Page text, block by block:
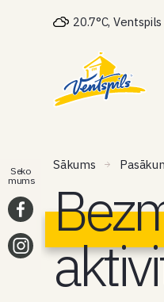
20.7°C, Ventspils
Sākums
Seko
mums